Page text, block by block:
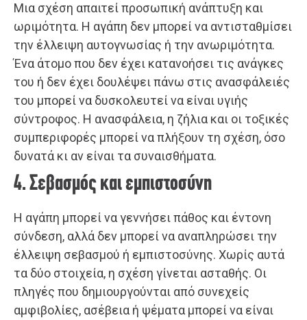
Μια σχέση απαιτεί προσωπική ανάπτυξη και
ωριμότητα. Η αγάπη δεν μπορεί να αντισταθμίσει
την έλλειψη αυτογνωσίας ή την ανωριμότητα.
Ένα άτομο που δεν έχει κατανοήσει τις ανάγκες
του ή δεν έχει δουλέψει πάνω στις ανασφάλειές
του μπορεί να δυσκολευτεί να είναι υγιής
σύντροφος. Η ανασφάλεια, η ζήλια και οι τοξικές
συμπεριφορές μπορεί να πλήξουν τη σχέση, όσο
δυνατά κι αν είναι τα συναισθήματα.
4. Σεβασμός και εμπιστοσύνη
Η αγάπη μπορεί να γεννήσει πάθος και έντονη
σύνδεση, αλλά δεν μπορεί να αναπληρώσει την
έλλειψη σεβασμού ή εμπιστοσύνης. Χωρίς αυτά
τα δύο στοιχεία, η σχέση γίνεται ασταθής. Οι
πληγές που δημιουργούνται από συνεχείς
αμφιβολίες, ασέβεια ή ψέματα μπορεί να είναι